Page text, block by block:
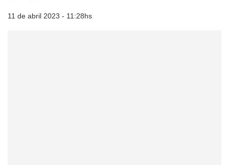
11 de abril 2023 - 11:28hs